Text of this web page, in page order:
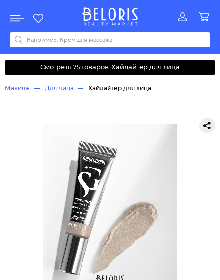
Акции
Все бренды
0-9ABCDEFGHIJKLMNOPQRSTUVWYZАБВДЗИМОКЛНПРСТУФ
Смотреть 75 товаров: Хайлайтер для лица
Макияж Для лица Хайлайтер для лица